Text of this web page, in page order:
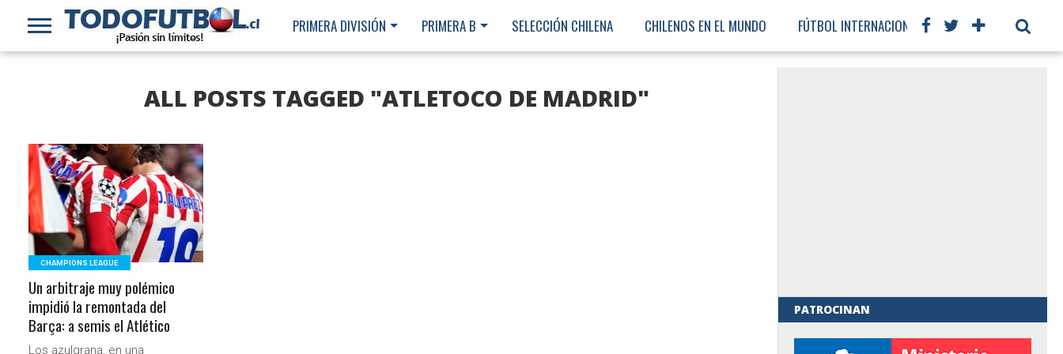
PRIMERA DIVISIÓN PRIMERA B SELECCIÓN CHILENA CHILENOS EN EL MUNDO FÚTBOL INTERNACIONAL
ALL POSTS TAGGED "ATLETOCO DE MADRID"
LEER MÁS
CHAMPIONS LEAGUE
Un arbitraje muy polémico
impidió la remontada del
Barça: a semis el Atlético
Los azulgrana, en una
PATROCINAN